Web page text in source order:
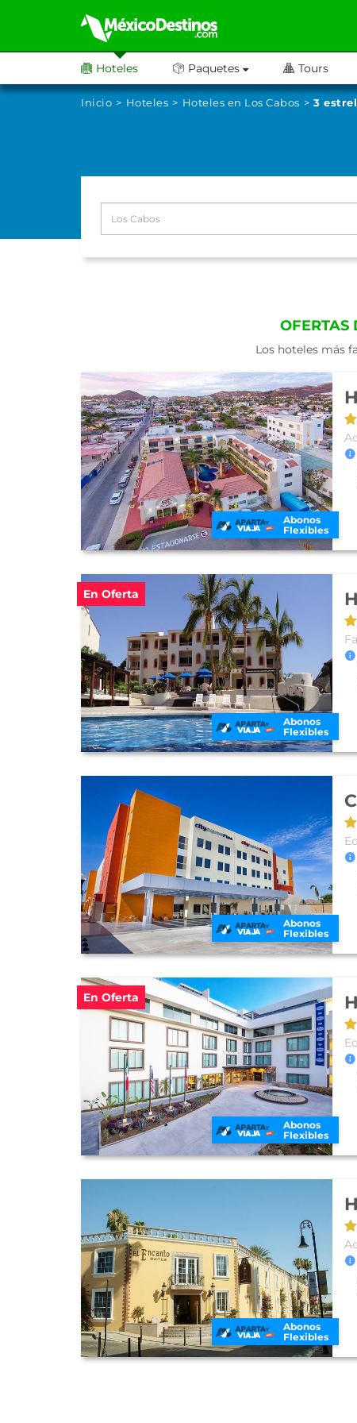
Hoteles Paquetes Tours
Inicio Hoteles Hoteles en Los Cabos 3
OFERTAS
Los hoteles más
Abonos
Flexibles
En Oferta
Abonos
Flexibles
Abonos
Flexibles
En Oferta
Abonos
Flexibles
Abonos
Flexibles